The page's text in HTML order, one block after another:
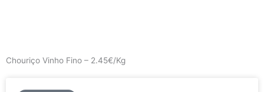
Chouriço Vinho Fino – 2.45€/Kg